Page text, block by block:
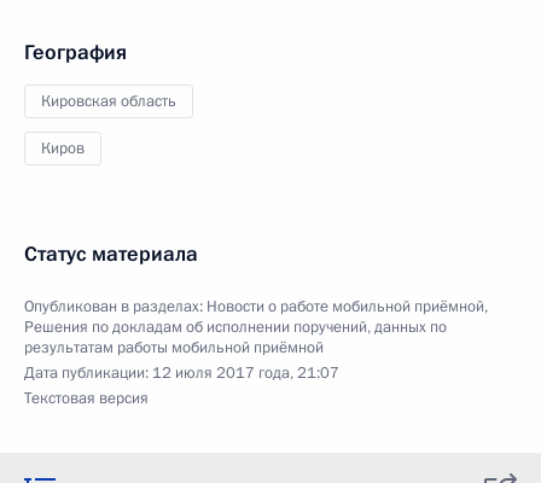
География
Кировская область
Киров
Статус материала
Опубликован в разделах: Новости о работе мобильной приёмной,
Решения по докладам об исполнении поручений, данных по
результатам работы мобильной приёмной
Дата публикации: 12 июля 2017 года, 21:07
Текстовая версия